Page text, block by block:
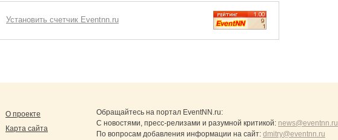
Установить счетчик Eventnn.ru
О проекте
Карта сайта
Обращайтесь на портал EventNN.ru:
С новостями, пресс-релизами и разумной критикой: news@eventnn.ru
По вопросам добавления информации на сайт: dmitry@eventnn.ru